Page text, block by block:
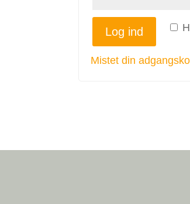
Log ind
Mistet din